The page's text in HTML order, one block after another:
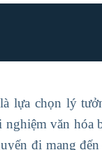
là lựa chọn lý
văn hóa
đi mang